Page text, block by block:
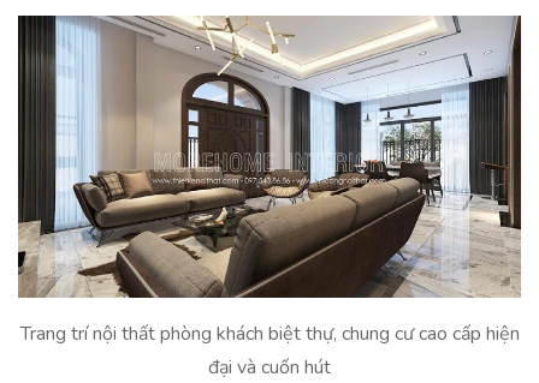
Trang trí nội thất phòng khách biệt thự, chung cư cao cấp hiện
đại và cuốn hút